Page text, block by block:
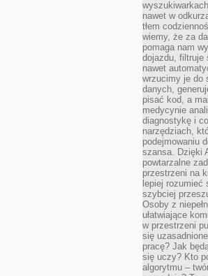
nawet w
tłem
wiemy, że za
pomaga nam
dojazdu, filtruje
nawet
wrzucimy je do
danych,
pisać kod, a
medycynie
diagnostykę i
narzędziach,
podejmowaniu
szansa. Dzięki
powtarzalne
przestrzeni na
lepiej rozumieć
szybciej
Osoby z
ułatwiające
w przestrzeni
się
pracę? Jak
się uczy? Kto
algorytmu –